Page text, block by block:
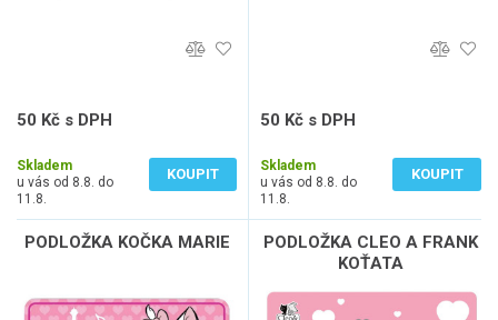
50 Kč s DPH
Skladem
u vás od 8.8. do
11.8.
KOUPIT
50 Kč s DPH
Skladem
u vás od 8.8. do
11.8.
KOUPIT
PODLOŽKA KOČKA MARIE
PODLOŽKA CLEO A FRANK
KOŤATA